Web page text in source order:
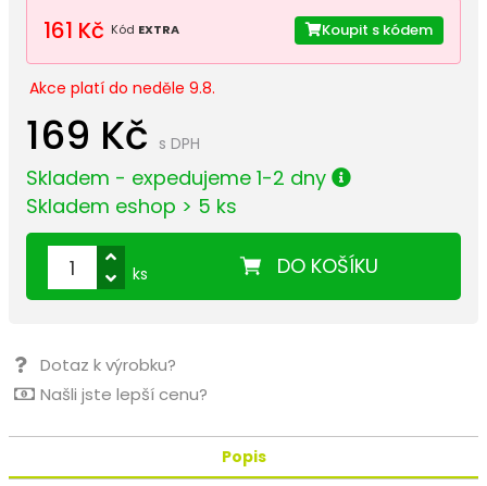
161 Kč Kód EXTRA Koupit s kódem
Akce platí do neděle 9.8.
169 Kč s DPH
Skladem - expedujeme 1-2 dny
Skladem eshop > 5 ks
DO KOŠÍKU
ks
Dotaz k výrobku?
Našli jste lepší cenu?
Popis